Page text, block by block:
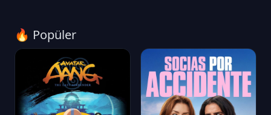
🔥 Popüler